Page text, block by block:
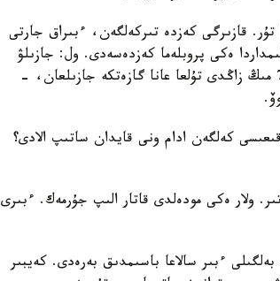
قازىرگى كەزدە تىركەلگەن، ءبىراق جارتى
ەكى پروبلەما كەزدەسەدى. ول: جازىلۋ
جانە تاراتۋ. ماسەلەن، 2024 -جىلى 360 مىڭ زاڭدى تۇلعا، 7,7 مىڭ زاڭدى تۇلعا عانا گازەتكە جازىلعان، -
كەلگەن ادام ونى قايدان ساتىپ الادى؟
ولار ەكى مودەلدى قاتار الىپ جۇرمەك. ءبىرى
بەلگىلى ءبىر سالاعا باسىمدىق بەرەدى. كەيبىر